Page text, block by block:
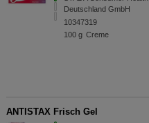
Deutschland GmbH
10347319
100 g Creme
ANTISTAX Frisch Gel